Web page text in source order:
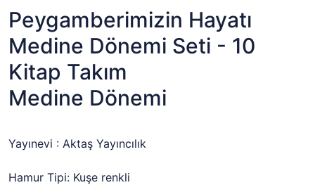
Peygamberimizin Hayatı
Medine Dönemi Seti - 10
Kitap Takım
Medine Dönemi
Yayınevi : Aktaş Yayıncılık
Hamur Tipi: Kuşe renkli